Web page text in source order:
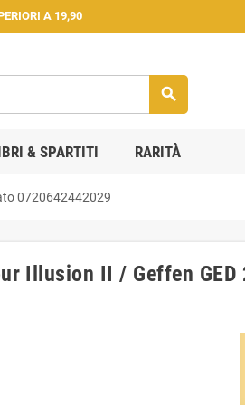
A 19,90
search
& SPARTITI RARITÀ
0720642442029
Illusion II / Geffen